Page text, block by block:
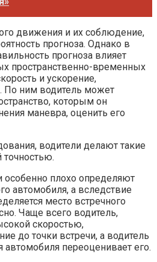
движения и их соблюдение,
прогноза. Однако в
прогноза влияет
пространственно-временных
и ускорение,
По ним водитель может
которым он
маневра, оценить его
водители делают такие
точностью.
особенно плохо определяют
автомобиля, а вследствие
место встречного
Чаще всего водитель,
скоростью,
до точки встречи, а водитель
переоценивает его.